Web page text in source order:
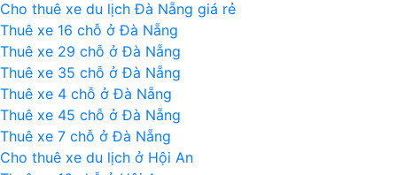
Thuận)
Cho thuê xe du lịch Đà Nẵng giá rẻ
Thuê xe 16 chỗ ở Đà Nẵng
Thuê xe 29 chỗ ở Đà Nẵng
Thuê xe 35 chỗ ở Đà Nẵng
Thuê xe 4 chỗ ở Đà Nẵng
Thuê xe 45 chỗ ở Đà Nẵng
Thuê xe 7 chỗ ở Đà Nẵng
Cho thuê xe du lịch ở Hội An